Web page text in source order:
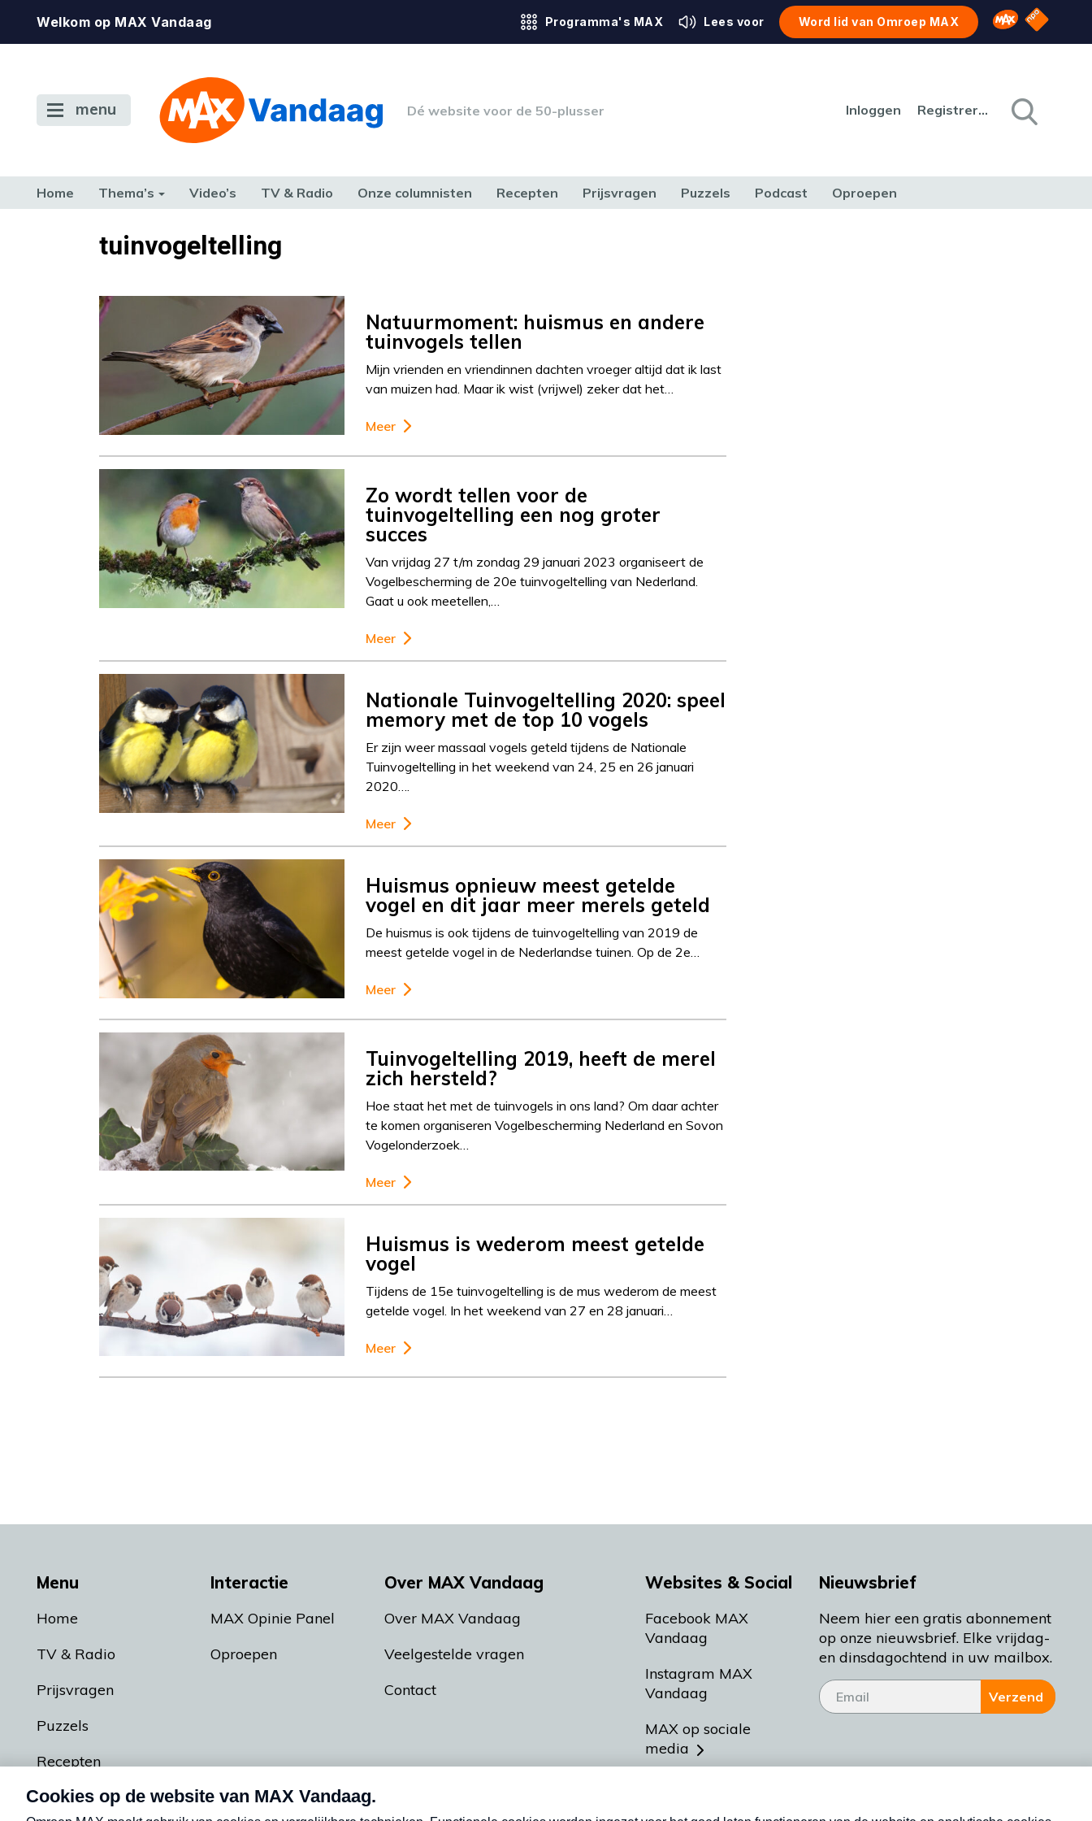
Welkom op MAX Vandaag Programma's MAX Lees voor Word lid van Omroep MAX Omroep MAX
NPO
menu Dé website voor de 50-plusser Inloggen Registreren
Home Thema’s Video’s TV & Radio Onze columnisten Recepten Prijsvragen Puzzels Podcast Oproepen
TERUG NAAR TOENtuinvogeltelling
Natuurmoment: huismus en andere
tuinvogels tellen
Mijn vrienden en vriendinnen dachten vroeger altijd dat ik last
van muizen had. Maar ik wist (vrijwel) zeker dat het…
Meer
Zo wordt tellen voor de
tuinvogeltelling een nog groter
succes
Van vrijdag 27 t/m zondag 29 januari 2023 organiseert de
Vogelbescherming de 20e tuinvogeltelling van Nederland.
Gaat u ook meetellen,…
Meer
Nationale Tuinvogeltelling 2020: speel
memory met de top 10 vogels
Er zijn weer massaal vogels geteld tijdens de Nationale
Tuinvogeltelling in het weekend van 24, 25 en 26 januari
2020….
Meer
Huismus opnieuw meest getelde
vogel en dit jaar meer merels geteld
De huismus is ook tijdens de tuinvogeltelling van 2019 de
meest getelde vogel in de Nederlandse tuinen. Op de 2e…
Meer
Tuinvogeltelling 2019, heeft de merel
zich hersteld?
Hoe staat het met de tuinvogels in ons land? Om daar achter
te komen organiseren Vogelbescherming Nederland en Sovon
Vogelonderzoek…
Meer
Huismus is wederom meest getelde
vogel
Tijdens de 15e tuinvogeltelling is de mus wederom de meest
getelde vogel. In het weekend van 27 en 28 januari…
Meer
Menu
Home
TV & Radio
Prijsvragen
Puzzels
Recepten
Podcasts
Interactie
MAX Opinie Panel
Oproepen
Over MAX Vandaag
Over MAX Vandaag
Veelgestelde vragen
Contact
Websites & Social
Facebook MAX
Vandaag
Instagram MAX
Vandaag
MAX op sociale
media
Nieuwsbrief
Neem hier een gratis abonnement
op onze nieuwsbrief. Elke vrijdag-
en dinsdagochtend in uw mailbox.
Verzend